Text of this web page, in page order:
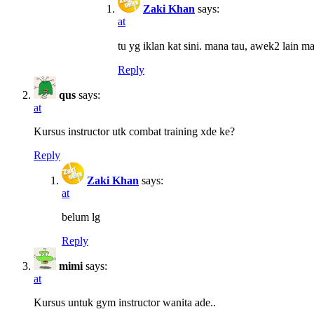
Zaki Khan says:
at
tu yg iklan kat sini. mana tau, awek2 lain
Reply
qus says:
at
Kursus instructor utk combat training xde ke?
Reply
Zaki Khan says:
at
belum lg
Reply
mimi says:
at
Kursus untuk gym instructor wanita ade..